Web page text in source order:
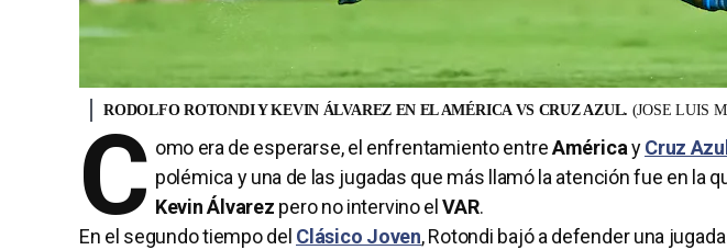
RODOLFO ROTONDI Y KEVIN ÁLVAREZ EN EL AMÉRICA VS CRUZ AZUL. (JOSE LUIS
C omo era de esperarse, el enfrentamiento entreAméricayCruz Azul
polémica y una de las jugadas que más llamó la atención fue en la
Kevin Álvarez pero no intervino elVAR.
En el segundo tiempo del Clásico Joven, Rotondi bajó a defender una